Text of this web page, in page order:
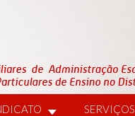
SERVIÇOS